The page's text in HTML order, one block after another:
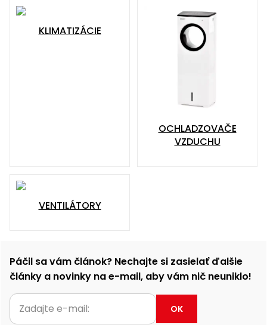
KLIMATIZÁCIE
OCHLADZOVAČE
VZDUCHU
VENTILÁTORY
Páčil sa vám článok? Nechajte si zasielať ďalšie
články a novinky na e-mail, aby vám nič neuniklo!
OK